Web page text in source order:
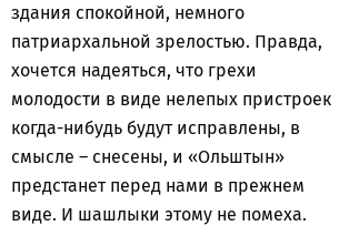
здания спокойной, немного
патриархальной зрелостью. Правда,
хочется надеяться, что грехи
молодости в виде нелепых пристроек
когда-нибудь будут исправлены, в
смысле – снесены, и «Ольштын»
предстанет перед нами в прежнем
виде. И шашлыки этому не помеха.